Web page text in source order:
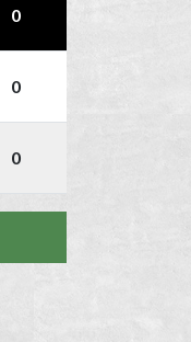
0
0
0